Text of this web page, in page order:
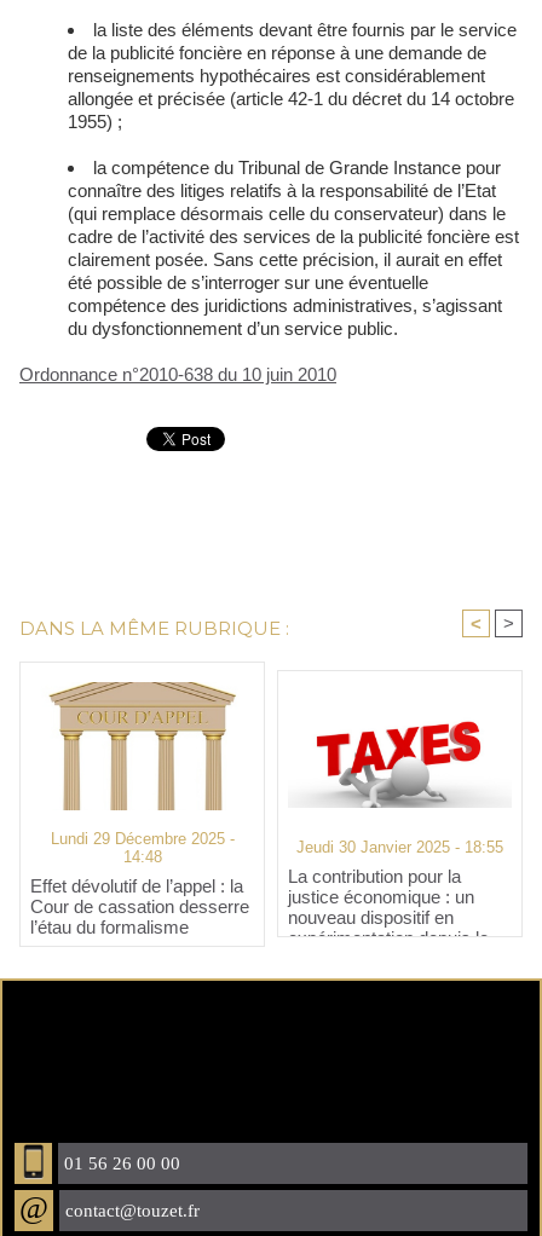
la liste des éléments devant être fournis par le service
de la publicité foncière en réponse à une demande de
renseignements hypothécaires est considérablement
allongée et précisée (article 42-1 du décret du 14 octobre
1955) ;
la compétence du Tribunal de Grande Instance pour
connaître des litiges relatifs à la responsabilité de l’Etat
(qui remplace désormais celle du conservateur) dans le
cadre de l’activité des services de la publicité foncière est
clairement posée. Sans cette précision, il aurait en effet
été possible de s’interroger sur une éventuelle
compétence des juridictions administratives, s’agissant
du dysfonctionnement d’un service public.
Ordonnance n°2010-638 du 10 juin 2010
DANS LA MÊME RUBRIQUE : < >
Lundi 29 Décembre 2025 -
14:48
Effet dévolutif de l’appel : la
Cour de cassation desserre
l’étau du formalisme
Jeudi 30 Janvier 2025 - 18:55
La contribution pour la
justice économique : un
nouveau dispositif en
expérimentation depuis le
01 56 26 00 00
@ contact@touzet.fr